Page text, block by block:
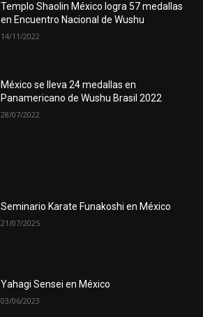
Templo Shaolin México logra 57 medallas
en Encuentro Nacional de Wushu
14/11/2022
México se lleva 24 medallas en
Panamericano de Wushu Brasil 2022
28/07/2022
Seminario Karate Funakoshi en México
21/07/2025
Yahagi Sensei en México
03/06/2023